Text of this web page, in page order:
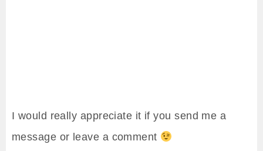
I would really appreciate it if you send me a
message or leave a comment